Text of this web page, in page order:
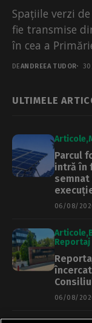
Spațiile verzi
fie transmise
în cea a
reamenajării....
DEANDREEA TUDOR
ULTIMELE
Articole
Parcul
intră în
06/08/
Articole
Reportaj
06/08/